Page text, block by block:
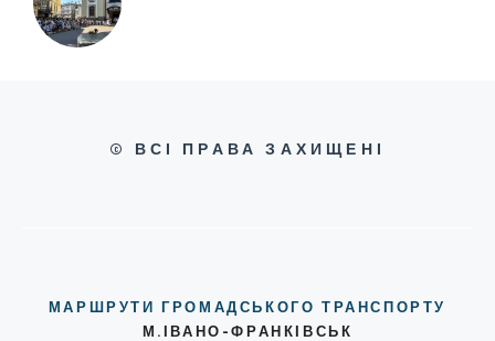
© ВСІ ПРАВА ЗАХИЩЕНІ
МАРШРУТИ ГРОМАДСЬКОГО ТРАНСПОРТУ
М.ІВАНО-ФРАНКІВСЬК